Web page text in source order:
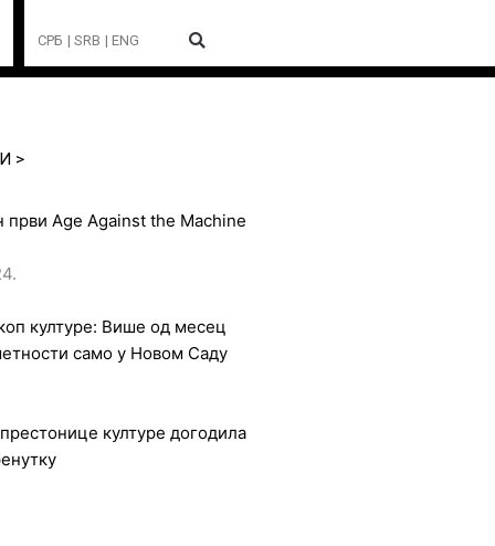
СРБ | SRB | ENG
>
први Age Against the Machine
културе: Више од месец
само у Новом Саду
културе догодила